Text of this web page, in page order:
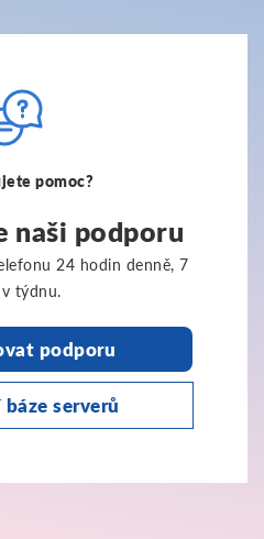
pomoc?
naši podporu
24 hodin denně, 7
týdnu.
podporu
serverů